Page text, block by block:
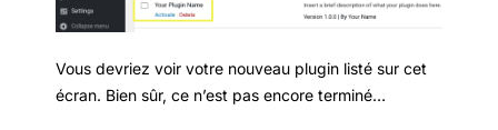
Vous devriez voir votre nouveau plugin listé sur cet
écran. Bien sûr, ce n’est pas encore terminé…